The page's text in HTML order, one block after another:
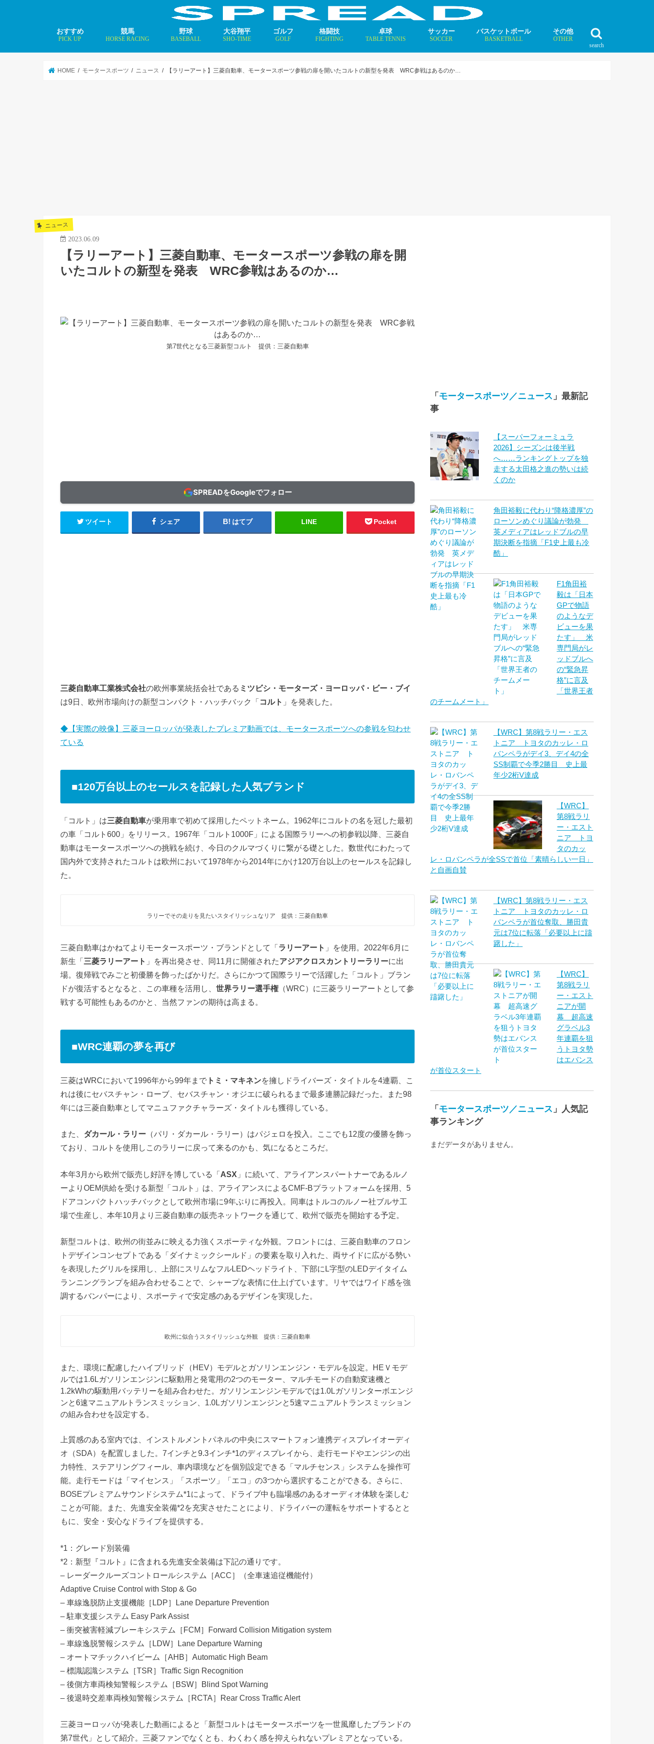
search
おすすめ
PICK UP
競馬
HORSE RACING
野球
BASEBALL
大谷翔平
SHO-TIME
ゴルフ
GOLF
格闘技
FIGHTING
卓球
TABLE TENNIS
サッカー
SOCCER
バスケットボール
BASKETBALL
その他
OTHER
HOME モータースポーツ ニュース 【ラリーアート】三菱自動車、モータースポーツ参戦の扉を開いたコルトの新型を発表 WRC参戦はあるのか…
ニュース
2023.06.09
【ラリーアート】三菱自動車、モータースポーツ参戦の扉を開
いたコルトの新型を発表 WRC参戦はあるのか…
第7世代となる三菱新型コルト 提供：三菱自動車
SPREADをGoogleでフォロー
ツイート シェア はてブ LINE Pocket
三菱自動車工業株式会社の欧州事業統括会社である ミツビシ・モーターズ・ヨーロッパ・ビー・ブイ
は9日、欧州市場向けの新型コンパクト・ハッチバック「 コルト 」を発表した。
◆【実際の映像】三菱ヨーロッパが発表したプレミア動画では、モータースポーツへの参戦を匂わせ
ている
■120万台以上のセールスを記録した人気ブランド
「コルト」は三菱自動車が乗用車で初めて採用したペットネーム。1962年にコルトの名を冠した最初
の車「コルト600」をリリース。1967年「コルト1000F」による国際ラリーへの初参戦以降、三菱自
動車はモータースポーツへの挑戦を続け、今日のクルマづくりに繋がる礎とした。数世代にわたって
国内外で支持されたコルトは欧州において1978年から2014年にかけ120万台以上のセールスを記録し
た。
ラリーでその走りを見たいスタイリッシュなリア 提供：三菱自動車
三菱自動車はかねてよりモータースポーツ・ブランドとして「ラリーアート 」を使用。2022年6月に
新生「三菱ラリーアート 」を再出発させ、同11月に開催されたアジアクロスカントリーラリーに出
場。復帰戦でみごと初優勝を飾ったばかりだ。さらにかつて国際ラリーで活躍した「コルト」ブラン
ドが復活するとなると、この車種を活用し、 世界ラリー選手権（WRC）に三菱ラリーアートとして参
戦する可能性もあるのかと、当然ファンの期待は高まる。
■WRC連覇の夢を再び
三菱はWRCにおいて1996年から99年まで トミ・マキネンを擁しドライバーズ・タイトルを4連覇、こ
れは後にセバスチャン・ローブ、セバスチャン・オジエに破られるまで最多連勝記録だった。また98
年には三菱自動車としてマニュファクチャラーズ・タイトルも獲得している。
また、 ダカール・ラリー （パリ・ダカール・ラリー）はパジェロを投入。ここでも12度の優勝を飾っ
ており、コルトを使用しこのラリーに戻って来るのかも、気になるところだ。
本年3月から欧州で販売し好評を博している「ASX 」に続いて、アライアンスパートナーであるルノ
ーよりOEM供給を受ける新型「コルト」は、アライアンスによるCMF-Bプラットフォームを採用、5
ドアコンパクトハッチバックとして欧州市場に9年ぶりに再投入。同車はトルコのルノー社ブルサ工
場で生産し、本年10月より三菱自動車の販売ネットワークを通じて、欧州で販売を開始する予定。
新型コルトは、欧州の街並みに映える力強くスポーティな外観。フロントには、三菱自動車のフロン
トデザインコンセプトである「ダイナミックシールド」の要素を取り入れた、両サイドに広がる勢い
を表現したグリルを採用し、上部にスリムなフルLEDヘッドライト、下部にL字型のLEDデイタイム
ランニングランプを組み合わせることで、シャープな表情に仕上げています。リヤではワイド感を強
調するバンパーにより、スポーティで安定感のあるデザインを実現した。
欧州に似合うスタイリッシュな外観 提供：三菱自動車
また、環境に配慮したハイブリッド（HEV）モデルとガソリンエンジン・モデルを設定。HEＶモデ
ルでは1.6Lガソリンエンジンに駆動用と発電用の2つのモーター、マルチモードの自動変速機と
1.2kWhの駆動用バッテリーを組み合わせた。ガソリンエンジンモデルでは1.0Lガソリンターボエンジ
ンと6速マニュアルトランスミッション、1.0Lガソリンエンジンと5速マニュアルトランスミッション
の組み合わせを設定する。
上質感のある室内では、インストルメントパネルの中央にスマートフォン連携ディスプレイオーディ
オ（SDA）を配置しました。7インチと9.3インチ*1のディスプレイから、走行モードやエンジンの出
力特性、ステアリングフィール、車内環境などを個別設定できる「マルチセンス」システムを操作可
能。走行モードは「マイセンス」「スポーツ」「エコ」の3つから選択することができる。さらに、
BOSEプレミアムサウンドシステム*1によって、ドライブ中も臨場感のあるオーディオ体験を楽しむ
ことが可能。また、先進安全装備*2を充実させたことにより、ドライバーの運転をサポートするとと
もに、安全・安心なドライブを提供する。
*1：グレード別装備
*2：新型『コルト』に含まれる先進安全装備は下記の通りです。
– レーダークルーズコントロールシステム［ACC］（全車速追従機能付）
Adaptive Cruise Control with Stop & Go
– 車線逸脱防止支援機能［LDP］Lane Departure Prevention
– 駐車支援システム Easy Park Assist
– 衝突被害軽減ブレーキシステム［FCM］Forward Collision Mitigation system
– 車線逸脱警報システム［LDW］Lane Departure Warning
– オートマチックハイビーム［AHB］Automatic High Beam
– 標識認識システム［TSR］Traffic Sign Recognition
– 後側方車両検知警報システム［BSW］Blind Spot Warning
– 後退時交差車両検知警報システム［RCTA］Rear Cross Traffic Alert
三菱ヨーロッパが発表した動画によると「新型コルトはモータースポーツを一世風靡したブランドの
第7世代」として紹介。三菱ファンでなくとも、わくわく感を抑えられないプレミアとなっている。
「 モータースポーツ／ニュース 」最新記
事
【スーパーフォーミュラ
2026】シーズンは後半戦
へ……ランキングトップを独
走する太田格之進の勢いは続
くのか
角田裕毅に代わり“降格濃厚”の
ローソンめぐり議論が勃発
英メディアはレッドブルの早
期決断を指摘「F1史上最も冷
酷」
F1角田裕
毅は「日本
GPで物語
のようなデ
ビューを果
たす」 米
専門局がレ
ッドブルへ
の“緊急昇
格”に言及
「世界王者
のチームメート」
【WRC】第8戦ラリー・エス
トニア トヨタのカッレ・ロ
バンペラがデイ3、デイ4の全
SS制覇で今季2勝目 史上最
年少2桁V達成
【WRC】
第8戦ラリ
ー・エスト
ニア トヨ
タのカッ
レ・ロバンペラが全SSで首位「素晴らしい一日」
と自画自賛
【WRC】第8戦ラリー・エス
トニア トヨタのカッレ・ロ
バンペラが首位奪取、勝田貴
元は7位に転落「必要以上に躊
躇した」
【WRC】
第8戦ラリ
ー・エスト
ニアが開
幕 超高速
グラベル3
年連覇を狙
うトヨタ勢
はエバンス
が首位スタート
「 モータースポーツ／ニュース 」人気記
事ランキング
まだデータがありません。